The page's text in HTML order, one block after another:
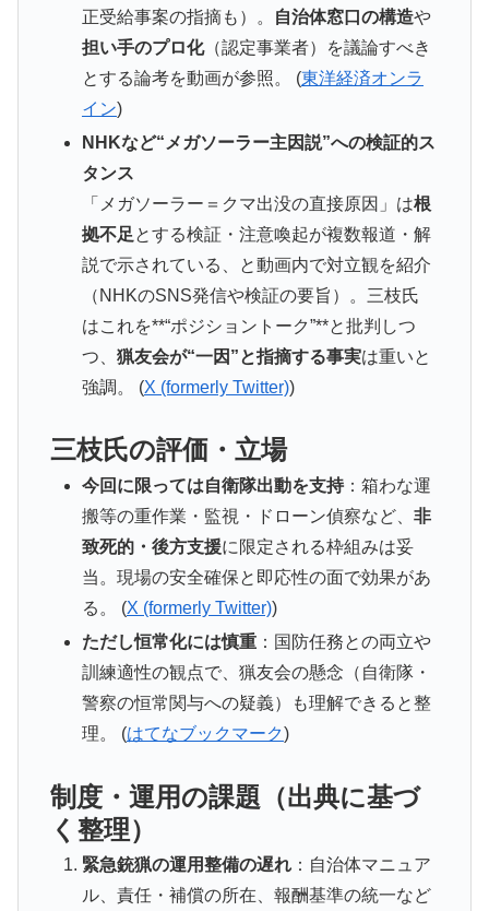
正受給事案の指摘も）。
自治体窓口の構造や
担い手のプロ化（認定事業者）を議論すべき
とする論考を動画が参照。 (東洋経済オンラ
イン)
NHKなど“メガソーラー主因説”への検証的ス
タンス
「メガソーラー＝クマ出没の直接原因」は根
拠不足 とする検証・注意喚起が複数報道・解
説で示されている、と動画内で対立観を紹介
（NHKのSNS発信や検証の要旨）。三枝氏
はこれを**“ポジショントーク”**と批判しつ
つ、 猟友会が“一因”と指摘する事実は重いと
強調。 (X (formerly Twitter))
三枝氏の評価・立場
今回に限っては自衛隊出動を支持：箱わな運
搬等の重作業・監視・ドローン偵察など、 非
致死的・後方支援に限定される枠組みは妥
当。現場の安全確保と即応性の面で効果があ
る。 (X (formerly Twitter))
ただし恒常化には慎重：国防任務との両立や
訓練適性の観点で、猟友会の懸念（自衛隊・
警察の恒常関与への疑義）も理解できると整
理。 (はてなブックマーク)
制度・運用の課題（出典に基づ
く整理）
緊急銃猟の運用整備の遅れ：自治体マニュア
ル、責任・補償の所在、報酬基準の統一など